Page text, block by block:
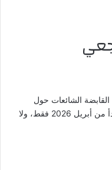
الشائعات حول
المحاسبة بأثر رجعي، مؤكدة أن التطبيق يبدأ من أبريل 2026 فقط، ولا